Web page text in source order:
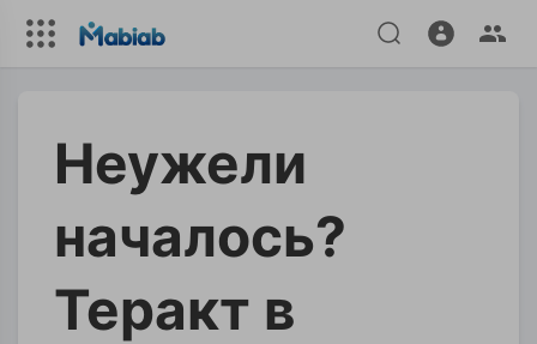
Неужели
началось?
Теракт в